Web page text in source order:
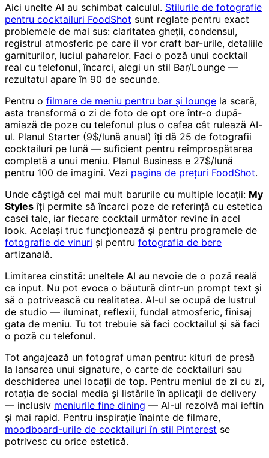
Aici unelte AI au schimbat calculul. Stilurile de fotografie
pentru cocktailuri FoodShot sunt reglate pentru exact
problemele de mai sus: claritatea gheții, condensul,
registrul atmosferic pe care îl vor craft bar-urile, detaliile
garniturilor, luciul paharelor. Faci o poză unui cocktail
real cu telefonul, încarci, alegi un stil Bar/Lounge —
rezultatul apare în 90 de secunde.
Pentru o filmare de meniu pentru bar și lounge la scară,
asta transformă o zi de foto de opt ore într-o după-
amiază de poze cu telefonul plus o cafea cât rulează AI-
ul. Planul Starter (9$/lună anual) îți dă 25 de fotografii
cocktailuri pe lună — suficient pentru reîmprospătarea
completă a unui meniu. Planul Business e 27$/lună
pentru 100 de imagini. Vezi pagina de prețuri FoodShot.
Unde câștigă cel mai mult barurile cu multiple locații: My
Styles îți permite să încarci poze de referință cu estetica
casei tale, iar fiecare cocktail următor revine în acel
look. Același truc funcționează și pentru programele de
fotografie de vinuri și pentru fotografia de bere
artizanală.
Limitarea cinstită: uneltele AI au nevoie de o poză reală
ca input. Nu pot evoca o băutură dintr-un prompt text și
să o potrivească cu realitatea. AI-ul se ocupă de lustrul
de studio — iluminat, reflexii, fundal atmosferic, finisaj
gata de meniu. Tu tot trebuie să faci cocktailul și să faci
o poză cu telefonul.
Tot angajează un fotograf uman pentru: kituri de presă
la lansarea unui signature, o carte de cocktailuri sau
deschiderea unei locații de top. Pentru meniul de zi cu zi,
rotația de social media și listările în aplicații de delivery
— inclusiv meniurile fine dining — AI-ul rezolvă mai ieftin
și mai rapid. Pentru inspirație înainte de filmare,
moodboard-urile de cocktailuri în stil Pinterest se
potrivesc cu orice estetică.